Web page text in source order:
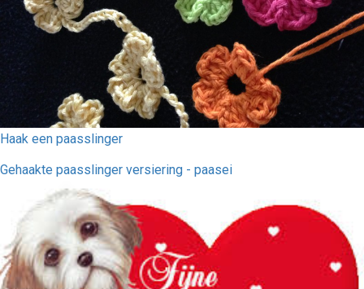
Haak een paasslinger
Gehaakte paasslinger versiering - paasei